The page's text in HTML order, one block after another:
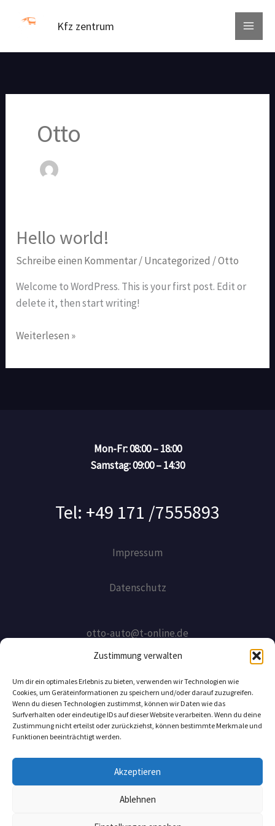
Zustimmung verwalten
Um dir ein optimales Erlebnis zu bieten, verwenden wir Technologien wie
Cookies, um Geräteinformationen zu speichern und/oder darauf zuzugreifen.
Wenn du diesen Technologien zustimmst, können wir Daten wie das
Surfverhalten oder eindeutige IDs auf dieser Website verarbeiten. Wenn du deine
Zustimmung nicht erteilst oder zurückziehst, können bestimmte Merkmale und
Funktionen beeinträchtigt werden.
Akzeptieren
Ablehnen
Inhalt
Kfz zentrum
Otto
Hello world!
Schreibe einen Kommentar/Uncategorized /Otto
Welcome to WordPress. This is your first post. Edit or
delete it, then start writing!
Hello
Weiterlesen »
Mon-Fr: 08:00 – 18:00
Samstag: 09:00 – 14:30
Tel: +49 171 /7555893
Impressum
Datenschutz
otto-auto@t-online.de
KFZ-Zentrum Otto Leider
Europastr.5/2
77933 Lahr